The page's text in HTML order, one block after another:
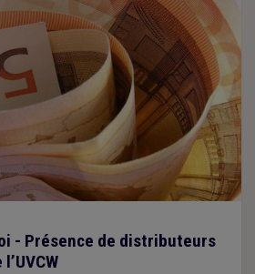
- Présence de distributeurs